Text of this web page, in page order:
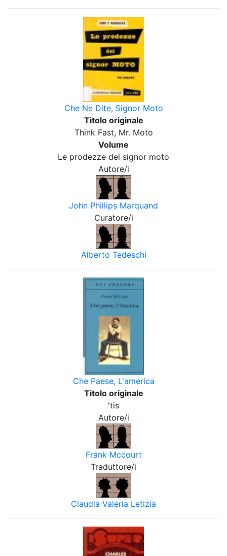
Che Ne Dite, Signor Moto
Titolo originale
Think Fast, Mr. Moto
Volume
Le prodezze del signor moto
Autore/i
John Phillips Marquand
Curatore/i
Alberto Tedeschi
Che Paese, L'america
Titolo originale
'tis
Autore/i
Frank Mccourt
Traduttore/i
Claudia Valeria Letizia